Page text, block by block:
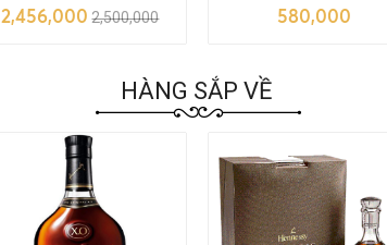
2,456,000 2,500,000 580,000
HÀNG SẮP VỀ